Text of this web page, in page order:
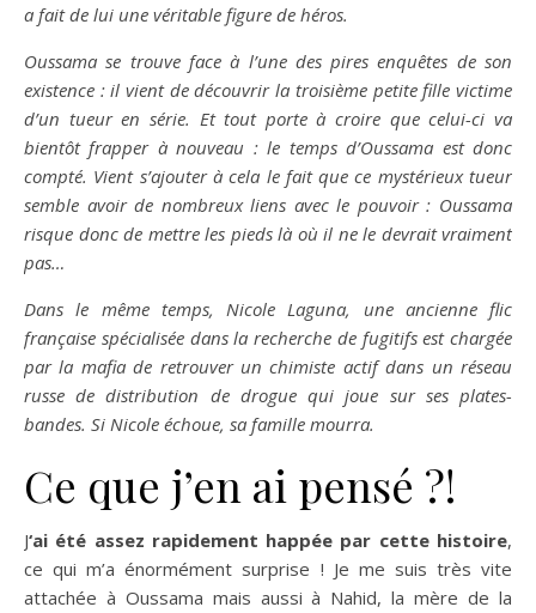
a fait de lui une véritable figure de héros.
Oussama se trouve face à l’une des pires enquêtes de son
existence : il vient de découvrir la troisième petite fille victime
d’un tueur en série. Et tout porte à croire que celui-ci va
bientôt frapper à nouveau : le temps d’Oussama est donc
compté. Vient s’ajouter à cela le fait que ce mystérieux tueur
semble avoir de nombreux liens avec le pouvoir : Oussama
risque donc de mettre les pieds là où il ne le devrait vraiment
pas…
Dans le même temps, Nicole Laguna, une ancienne flic
française spécialisée dans la recherche de fugitifs est chargée
par la mafia de retrouver un chimiste actif dans un réseau
russe de distribution de drogue qui joue sur ses plates-
bandes. Si Nicole échoue, sa famille mourra.
Ce que j’en ai pensé ?!
J‘ai été assez rapidement happée par cette histoire,
ce qui m’a énormément surprise ! Je me suis très vite
attachée à Oussama mais aussi à Nahid, la mère de la